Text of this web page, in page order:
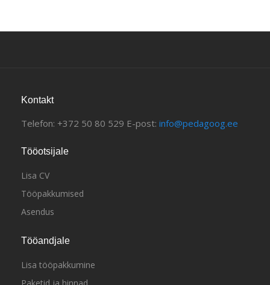
Kontakt
Telefon: +372 50 80 529 E-post: info@pedagoog.ee
Tööotsijale
Lisa CV
Tööpakkumised
Asendus
Tööandjale
Lisa tööpakkumine